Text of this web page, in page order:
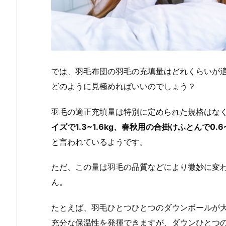
では、羽毛布団の羽毛の充填量はどれくらいが
どのように見極めればいいのでしょう？
羽毛の適正充填量は特別に定められた規格はな
イズで1.3~1.6kg、春秋用の合掛けふとんで
と言われているようです。
ただ、この量は羽毛の品質などにより微妙に変
ん。
たとえば、羽毛ひとつひとつのダウンボールが
充分な保温性を発揮できますが、ダウンひとつ